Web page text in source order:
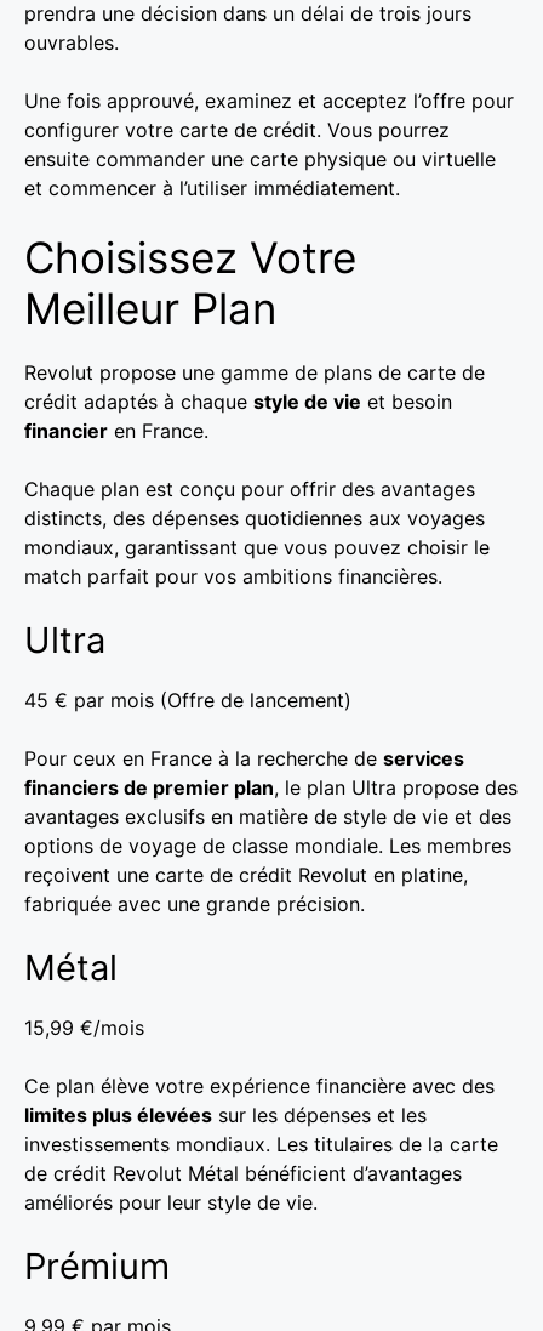
prendra une décision dans un délai de trois jours
ouvrables.
Une fois approuvé, examinez et acceptez l’offre pour
configurer votre carte de crédit. Vous pourrez
ensuite commander une carte physique ou virtuelle
et commencer à l’utiliser immédiatement.
Choisissez Votre
Meilleur Plan
Revolut propose une gamme de plans de carte de
crédit adaptés à chaque style de vie et besoin
financier en France.
Chaque plan est conçu pour offrir des avantages
distincts, des dépenses quotidiennes aux voyages
mondiaux, garantissant que vous pouvez choisir le
match parfait pour vos ambitions financières.
Ultra
45 € par mois (Offre de lancement)
Pour ceux en France à la recherche de services
financiers de premier plan, le plan Ultra propose des
avantages exclusifs en matière de style de vie et des
options de voyage de classe mondiale. Les membres
reçoivent une carte de crédit Revolut en platine,
fabriquée avec une grande précision.
Métal
15,99 €/mois
Ce plan élève votre expérience financière avec des
limites plus élevées sur les dépenses et les
investissements mondiaux. Les titulaires de la carte
de crédit Revolut Métal bénéficient d’avantages
améliorés pour leur style de vie.
Prémium
9,99 € par mois